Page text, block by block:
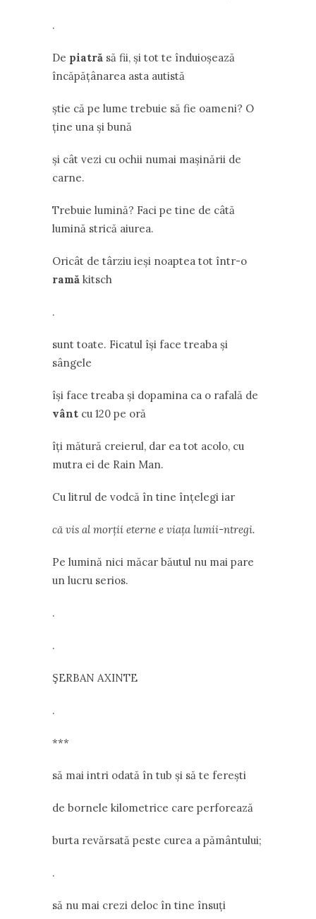
.
De piatră să fii, şi tot te înduioşează
încăpăţânarea asta autistă
ştie că pe lume trebuie să fie oameni? O
ţine una şi bună
şi cât vezi cu ochii numai maşinării de
carne.
Trebuie lumină? Faci pe tine de câtă
lumină strică aiurea.
Oricât de târziu ieşi noaptea tot într-o
ramă kitsch
.
sunt toate. Ficatul îşi face treaba şi
sângele
îşi face treaba şi dopamina ca o rafală de
vânt cu 120 pe oră
îţi mătură creierul, dar ea tot acolo, cu
mutra ei de Rain Man.
Cu litrul de vodcă în tine înţelegi iar
că vis al morţii eterne e viaţa lumii-ntregi.
Pe lumină nici măcar băutul nu mai pare
un lucru serios.
.
.
ŞERBAN AXINTE
.
***
să mai intri odată în tub şi să te fereşti
de bornele kilometrice care perforează
burta revărsată peste curea a pământului;
.
să nu mai crezi deloc în tine însuţi